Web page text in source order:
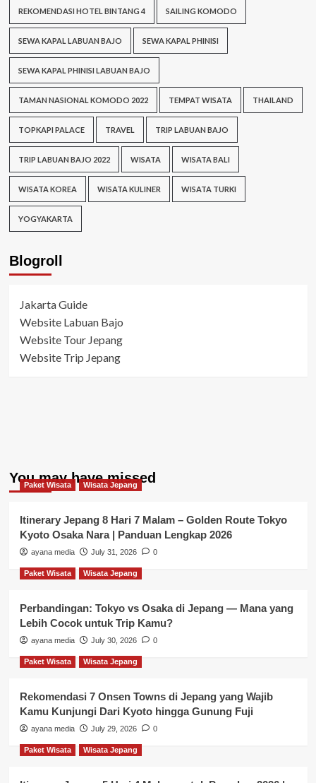
REKOMENDASI HOTEL BINTANG 4 SAILING KOMODO
SEWA KAPAL LABUAN BAJO SEWA KAPAL PHINISI
SEWA KAPAL PHINISI LABUAN BAJO
TAMAN NASIONAL KOMODO 2022 TEMPAT WISATA THAILAND
TOPKAPI PALACE TRAVEL TRIP LABUAN BAJO
TRIP LABUAN BAJO 2022 WISATA WISATA BALI
WISATA KOREA WISATA KULINER WISATA TURKI
YOGYAKARTA
Blogroll
Jakarta Guide
Website Labuan Bajo
Website Tour Jepang
Website Trip Jepang
You may have missed
Paket Wisata Wisata Jepang
Itinerary Jepang 8 Hari 7 Malam – Golden Route Tokyo
Kyoto Osaka Nara | Panduan Lengkap 2026
ayana media July 31, 2026 0
Paket Wisata Wisata Jepang
Perbandingan: Tokyo vs Osaka di Jepang — Mana yang
Lebih Cocok untuk Trip Kamu?
ayana media July 30, 2026 0
Paket Wisata Wisata Jepang
Rekomendasi 7 Onsen Towns di Jepang yang Wajib
Kamu Kunjungi Dari Kyoto hingga Gunung Fuji
ayana media July 29, 2026 0
Paket Wisata Wisata Jepang